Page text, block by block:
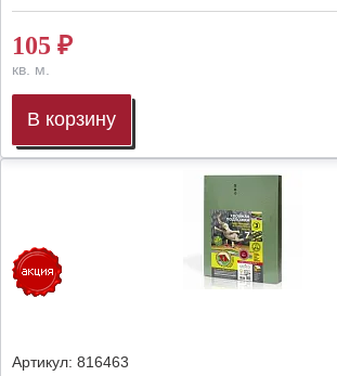
105 ₽
кв. м.
В корзину
Артикул: 816463